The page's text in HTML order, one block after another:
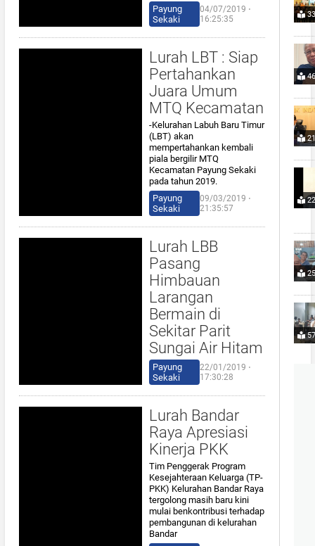
Payung
Sekaki
04/07/2019 ⋅
16:25:35
Lurah LBT : Siap
Pertahankan
Juara Umum
MTQ Kecamatan
-Kelurahan Labuh Baru Timur
(LBT) akan
mempertahankan kembali
piala bergilir MTQ
Kecamatan Payung Sekaki
pada tahun 2019.
Payung
Sekaki
09/03/2019 ⋅
21:35:57
Lurah LBB
Pasang
Himbauan
Larangan
Bermain di
Sekitar Parit
Sungai Air Hitam
Payung
Sekaki
22/01/2019 ⋅
17:30:28
Lurah Bandar
Raya Apresiasi
Kinerja PKK
Tim Penggerak Program
Kesejahteraan Keluarga (TP-
PKK) Kelurahan Bandar Raya
tergolong masih baru kini
mulai benkontribusi terhadap
pembangunan di kelurahan
Bandar